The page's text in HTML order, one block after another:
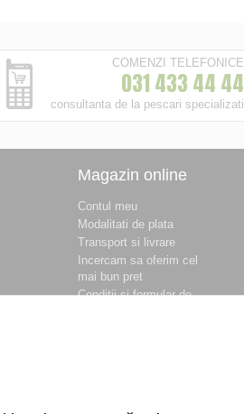
COMENZI TELEFONICE
031 433 44 44
consultanta de la pescari specializati
Magazin online
Contul meu
Modalitati de plata
Transport si livrare
Incercam sa oferim cel
mai bun pret
Conditii si formular de